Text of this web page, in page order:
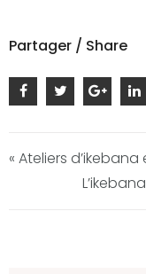
Partager / Share
« Ateliers